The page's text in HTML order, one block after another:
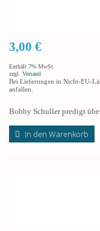
3,00 €
Enthält 7% MwSt.
zzgl. Versand
Bei Lieferungen in Nicht-EU-
anfallen.
Bobby Schuller predigt
In den Warenkorb